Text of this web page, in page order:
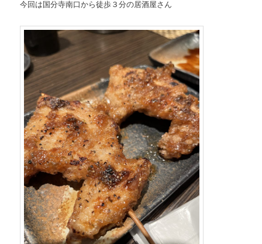
今回は国分寺南口から徒歩３分の居酒屋さん